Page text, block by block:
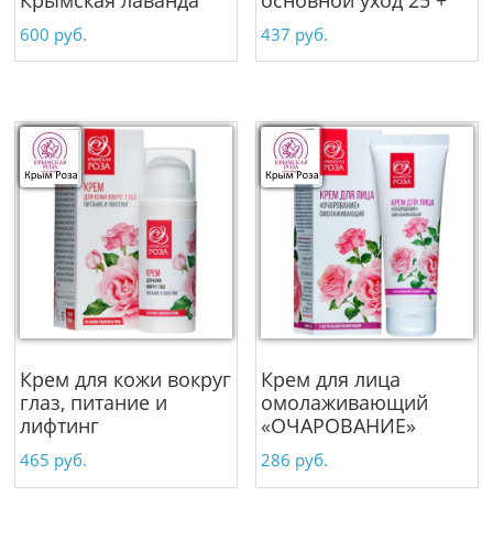
600 руб. 437 руб.
Крем для кожи вокруг
глаз, питание и
лифтинг
465 руб.
Крем для лица
омолаживающий
«ОЧАРОВАНИЕ»
286 руб.